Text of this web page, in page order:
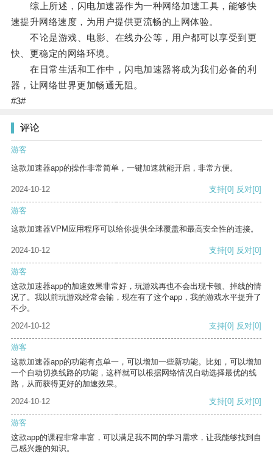
综上所述，闪电加速器作为一种网络加速工具，能够快
速提升网络速度，为用户提供更流畅的上网体验。
不论是游戏、电影、在线办公等，用户都可以享受到更
快、更稳定的网络环境。
在日常生活和工作中，闪电加速器将成为我们必备的利
器，让网络世界更加畅通无阻。
#3#
评论
游客
这款加速器app的操作非常简单，一键加速就能开启，非常方便。
2024-10-12 支持[0] 反对[0]
游客
这款加速器VPM应用程序可以给你提供全球覆盖和最高安全性的连接。
2024-10-12 支持[0] 反对[0]
游客
这款加速器app的加速效果非常好，玩游戏再也不会出现卡顿、掉线的情
况了。我以前玩游戏经常会输，现在有了这个app，我的游戏水平提升了
不少。
2024-10-12
支持[0] 反对[0]
游客
这款加速器app的功能有点单一，可以增加一些新功能。比如，可以增加
一个自动切换线路的功能，这样就可以根据网络情况自动选择最优的线
路，从而获得更好的加速效果。
2024-10-12
支持[0] 反对[0]
游客
这款app的课程非常丰富，可以满足我不同的学习需求，让我能够找到自
己感兴趣的知识。